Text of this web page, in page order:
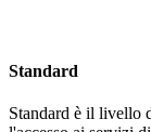
Standard
Standard è il livello